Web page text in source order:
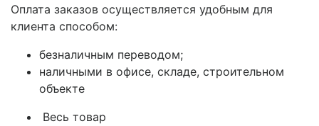
Оплата заказов осуществляется удобным для
клиента способом:
безналичным переводом;
наличными в офисе, складе, строительном
объекте
Весь товар